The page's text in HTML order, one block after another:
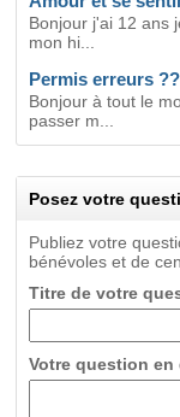
Bonjour j'ai 12 ans
mon hi...
Permis erreurs ??
Bonjour à tout le
passer m...
Posez votre
Publiez votre
bénévoles et de
Titre de votre
Votre question en